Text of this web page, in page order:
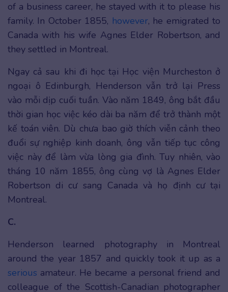
of a business career, he stayed with it to please his
family. In October 1855, however, he emigrated to
Canada with his wife Agnes Elder Robertson, and
they settled in Montreal.
Ngay cả sau khi đi học tại Học viện Murcheston ở
ngoại ô Edinburgh, Henderson vẫn trở lại Press
vào mỗi dịp cuối tuần. Vào năm 1849, ông bắt đầu
thời gian học việc kéo dài ba năm để trở thành một
kế toán viên. Dù chưa bao giờ thích viễn cảnh theo
đuổi sự nghiệp kinh doanh, ông vẫn tiếp tục công
việc này để làm vừa lòng gia đình. Tuy nhiên, vào
tháng 10 năm 1855, ông cùng vợ là Agnes Elder
Robertson di cư sang Canada và họ định cư tại
Montreal.
C.
Henderson learned photography in Montreal
around the year 1857 and quickly took it up as a
serious amateur. He became a personal friend and
colleague of the Scottish-Canadian photographer